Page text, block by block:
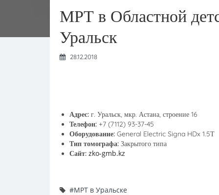
МРТ в Областной
Уральск
28.12.2018
Адрес: г. Уральск, мкр. Астана, строение 16
Телефон: +7 (7112) 93-37-45
Оборудование: General Electric Signa HDx 1.5Т
Тип томографа: Закрытого типа
Сайт: zko-gmb.kz
#МРТ в Уральске